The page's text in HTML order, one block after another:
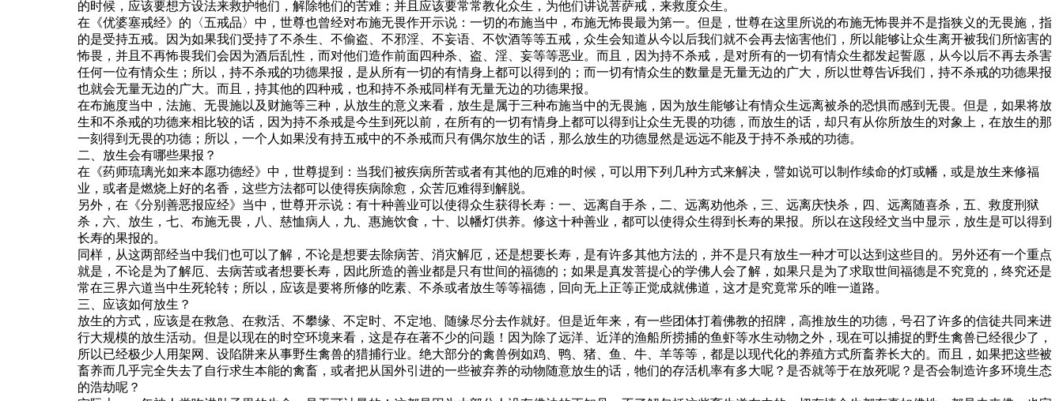
的时候，应该要想方设法来救护牠们，解除牠们的苦难；并且应该要常常教化众生，为他们讲说菩萨戒，来救度众生。
在《优婆塞戒经》的〈五戒品〉中，世尊也曾经对布施无畏作开示说：一切的布施当中，布施无怖畏最为第一。但是，世尊在这里所说的布施无怖畏并不是指狭义的无畏施，指
的是受持五戒。因为如果我们受持了不杀生、不偷盗、不邪淫、不妄语、不饮酒等等五戒，众生会知道从今以后我们就不会再去恼害他们，所以能够让众生离开被我们所恼害的
怖畏，并且不再怖畏我们会因为酒后乱性，而对他们造作前面四种杀、盗、淫、妄等等恶业。而且，因为持不杀戒，是对所有的一切有情众生都发起誓愿，从今以后不再去杀害
任何一位有情众生；所以，持不杀戒的功德果报，是从所有一切的有情身上都可以得到的；而一切有情众生的数量是无量无边的广大，所以世尊告诉我们，持不杀戒的功德果报
也就会无量无边的广大。而且，持其他的四种戒，也和持不杀戒同样有无量无边的功德果报。
在布施度当中，法施、无畏施以及财施等三种，从放生的意义来看，放生是属于三种布施当中的无畏施，因为放生能够让有情众生远离被杀的恐惧而感到无畏。但是，如果将放
生和不杀戒的功德来相比较的话，因为持不杀戒是今生到死以前，在所有的一切有情身上都可以得到让众生无畏的功德，而放生的话，却只有从你所放生的对象上，在放生的那
一刻得到无畏的功德；所以，一个人如果没有持五戒中的不杀戒而只有偶尔放生的话，那么放生的功德显然是远远不能及于持不杀戒的功德。
二、放生会有哪些果报？
在《药师琉璃光如来本愿功德经》中，世尊提到：当我们被疾病所苦或者有其他的厄难的时候，可以用下列几种方式来解决，譬如说可以制作续命的灯或幡，或是放生来修福
业，或者是燃烧上好的名香，这些方法都可以使得疾病除愈，众苦厄难得到解脱。
另外，在《分别善恶报应经》当中，世尊开示说：有十种善业可以使得众生获得长寿：一、远离自手杀，二、远离劝他杀，三、远离庆快杀，四、远离随喜杀，五、救度刑狱
杀，六、放生，七、布施无畏，八、慈恤病人，九、惠施饮食，十、以幡灯供养。修这十种善业，都可以使得众生得到长寿的果报。所以在这段经文当中显示，放生是可以得到
长寿的果报的。
同样，从这两部经当中我们也可以了解，不论是想要去除病苦、消灾解厄，还是想要长寿，是有许多其他方法的，并不是只有放生一种才可以达到这些目的。另外还有一个重点
就是，不论是为了解厄、去病苦或者想要长寿，因此所造的善业都是只有世间的福德的；如果是真发菩提心的学佛人会了解，如果只是为了求取世间福德是不究竟的，终究还是
常在三界六道当中生死轮转；所以，应该是要将所修的吃素、不杀或者放生等等福德，回向无上正等正觉成就佛道，这才是究竟常乐的唯一道路。
三、应该如何放生？
放生的方式，应该是在救急、在救活、不攀缘、不定时、不定地、随缘尽分去作就好。但是近年来，有一些团体打着佛教的招牌，高推放生的功德，号召了许多的信徒共同来进
行大规模的放生活动。但是以现在的时空环境来看，这是存在著不少的问题！因为除了远洋、近洋的渔船所捞捕的鱼虾等水生动物之外，现在可以捕捉的野生禽兽已经很少了，
所以已经极少人用架网、设陷阱来从事野生禽兽的猎捕行业。绝大部分的禽兽例如鸡、鸭、猪、鱼、牛、羊等等，都是以现代化的养殖方式所畜养长大的。而且，如果把这些被
畜养而几乎完全失去了自行求生本能的禽畜，或者把从国外引进的一些被弃养的动物随意放生的话，牠们的存活机率有多大呢？是否就等于在放死呢？是否会制造许多环境生态
的浩劫呢？